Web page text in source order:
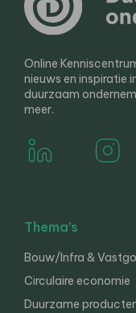
Online
nieuws en inspiratie
duurzaam
meer.
Thema’s
Bouw/Infra &
Circulaire economie
Duurzame